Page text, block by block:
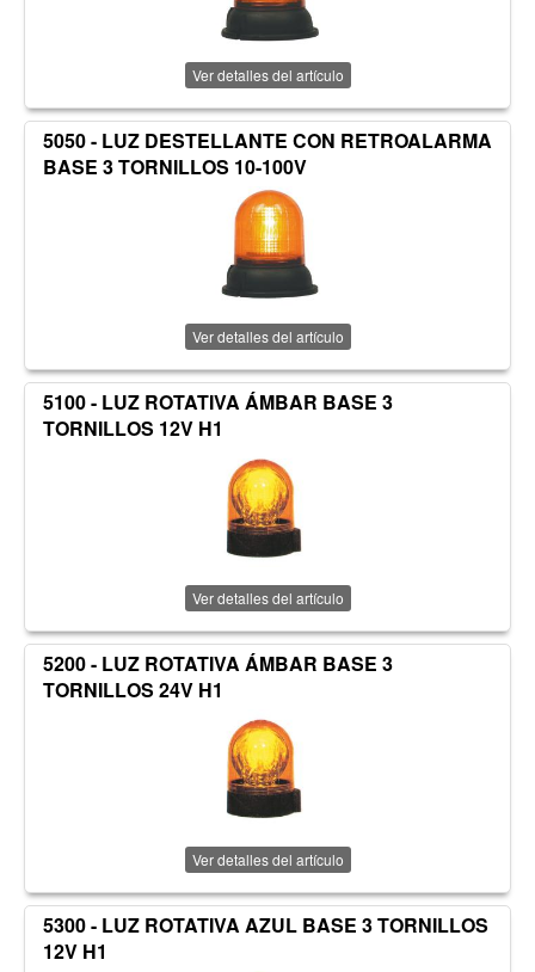
Ver detalles del artículo
5050 - LUZ DESTELLANTE CON RETROALARMA
BASE 3 TORNILLOS 10-100V
Ver detalles del artículo
5100 - LUZ ROTATIVA ÁMBAR BASE 3
TORNILLOS 12V H1
Ver detalles del artículo
5200 - LUZ ROTATIVA ÁMBAR BASE 3
TORNILLOS 24V H1
Ver detalles del artículo
5300 - LUZ ROTATIVA AZUL BASE 3 TORNILLOS
12V H1